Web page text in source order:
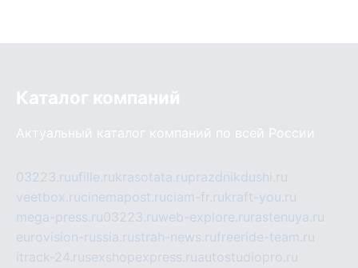
Каталог компаний
Актуальный каталог компаний по всей России
03223.ruufille.rukrasotata.ruprazdnikdushi.ru
veetbox.rucinemapost.ruciam-fr.rukraft-you.ru
mega-press.ru03223.ruweb-explore.ru rastenuya.ru
eurovision-russia.rustrah-news.rufreeride-team.ru
itrack-24.rusexshopexpress.ruautostudiopro.ru